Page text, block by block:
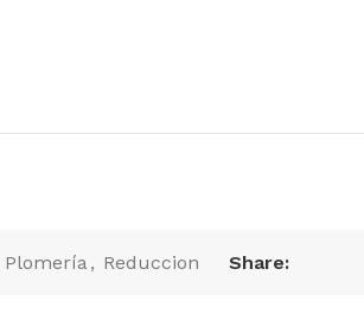
Plomería, Reduccion Share: